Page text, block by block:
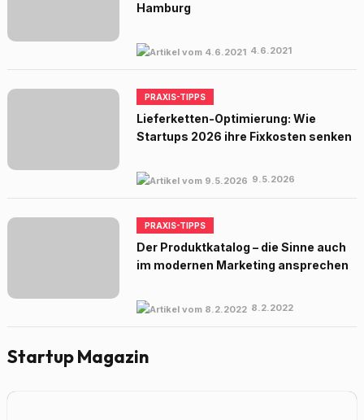
Hamburg
4.6.2021
PRAXIS-TIPPS
Lieferketten-Optimierung: Wie
Startups 2026 ihre Fixkosten senken
9.5.2026
PRAXIS-TIPPS
Der Produktkatalog – die Sinne auch
im modernen Marketing ansprechen
8.2.2022
Startup Magazin